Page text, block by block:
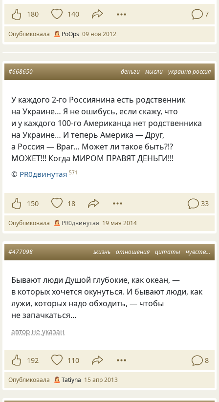
180 140 7
Опубликовала PoOps 09 ноя 2012
деньги мысли украина россия
#668650
У каждого 2-го Россиянина есть родственник
на Украине… Я не ошибусь, если скажу, что
и у каждого 100-го Американца нет родственника
на Украине… И теперь Америка — Друг,
а Россия — Враг… Может ли такое быть?!?
МОЖЕТ!!! Когда МИРОМ ПРАВЯТ ДЕНЬГИ!!!
© PR0двинутая 571
150 18 33
Опубликовала PR0двинутая 19 мая 2014
жизнь отношения цитаты чувства
#477098
Бывают люди Душой глубокие, как океан, —
в которых хочется окунуться. И бывают люди, как
лужи, которых надо обходить, — чтобы
не запачкаться…
автор не указан
192 110 8
Опубликовала Tatiyna 15 апр 2013